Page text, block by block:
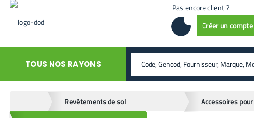
Pas encore client ?
Créer un compte
TOUS NOS RAYONS rechercher
Revêtements de sol Accessoires